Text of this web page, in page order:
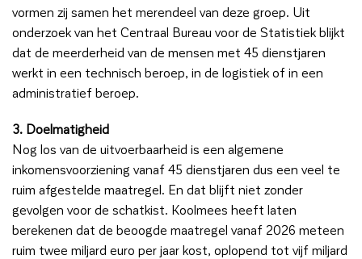
vormen zij samen het merendeel van deze groep. Uit
onderzoek van het Centraal Bureau voor de Statistiek blijkt
dat de meerderheid van de mensen met 45 dienstjaren
werkt in een technisch beroep, in de logistiek of in een
administratief beroep.
3. Doelmatigheid
Nog los van de uitvoerbaarheid is een algemene
inkomensvoorziening vanaf 45 dienstjaren dus een veel te
ruim afgestelde maatregel. En dat blijft niet zonder
gevolgen voor de schatkist. Koolmees heeft laten
berekenen dat de beoogde maatregel vanaf 2026 meteen
ruim twee miljard euro per jaar kost, oplopend tot vijf miljard